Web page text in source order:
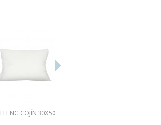
COJÍN 30X50